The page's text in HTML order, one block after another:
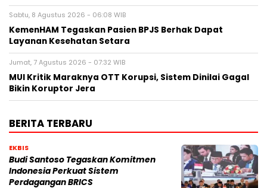
Sabtu, 8 Agustus 2026 - 06:08 WIB
KemenHAM Tegaskan Pasien BPJS Berhak Dapat
Layanan Kesehatan Setara
Jumat, 7 Agustus 2026 - 07:32 WIB
MUI Kritik Maraknya OTT Korupsi, Sistem Dinilai Gagal
Bikin Koruptor Jera
BERITA TERBARU
EKBIS
Budi Santoso Tegaskan Komitmen
Indonesia Perkuat Sistem
Perdagangan BRICS